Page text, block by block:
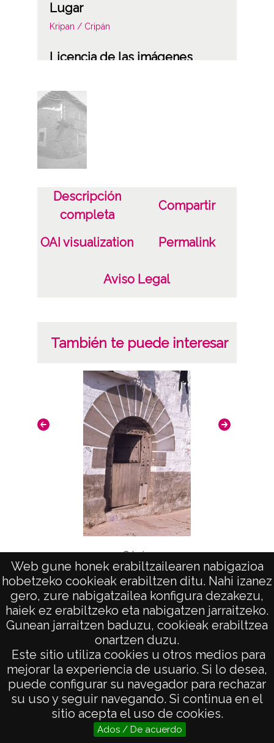
Web gune honek erabiltzailearen nabigazioa
hobetzeko cookieak erabiltzen ditu. Nahi izanez
gero, zure nabigatzailea konfigura dezakezu,
haiek ez erabiltzeko eta nabigatzen jarraitzeko.
Gunean jarraitzen baduzu, cookieak erabiltzea
onartzen duzu.
Este sitio utiliza cookies u otros medios para
mejorar la experiencia de usuario. Si lo desea,
puede configurar su navegador para rechazar
su uso y seguir navegando. Si continua en el
sitio acepta el uso de cookies.
Ados / De acuerdo
Lugar
Kripan / Cripán
Licencia de las imágenes
Descripción
completa
Compartir
OAI visualization Permalink
Aviso Legal
También te puede interesar
Cripán
AVISO LEGAL
POLÍTICA DE PRIVACIDAD
ACCESIBILIDAD
ATENCIÓN CIUDADANA